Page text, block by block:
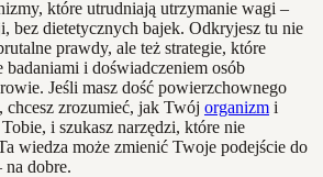
które utrudniają utrzymanie wagi –
bez dietetycznych bajek. Odkryjesz tu nie
prawdy, ale też strategie, które
badaniami i doświadczeniem osób
Jeśli masz dość powierzchownego
zrozumieć, jak Twój organizm i
i szukasz narzędzi, które nie
wiedza może zmienić Twoje podejście do
dobre.